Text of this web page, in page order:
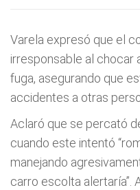
Varela expresó que el
irresponsable al chocar
fuga, asegurando que
accidentes a otras
Aclaró que se percató
cuando este intentó
manejando
carro escolta alertaría”.